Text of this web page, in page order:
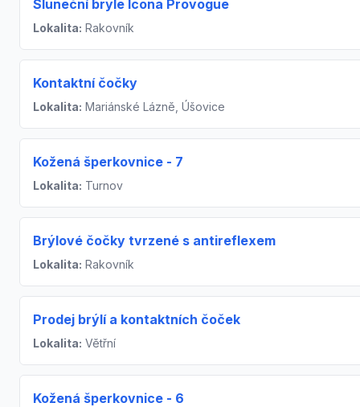
Sluneční brýle Icona Provogue
Lokalita: Rakovník
Kontaktní čočky
Lokalita: Mariánské Lázně, Úšovice
Kožená šperkovnice - 7
Lokalita: Turnov
Brýlové čočky tvrzené s antireflexem
Lokalita: Rakovník
Prodej brýlí a kontaktních čoček
Lokalita: Větřní
Kožená šperkovnice - 6